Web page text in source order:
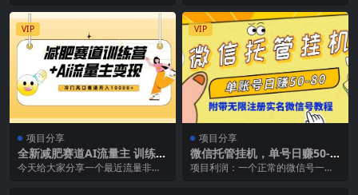
用户涌入速度迅猛，男...
键全自动操作，完全解...
VIP
项目分享
全新减肥赛道AI流量主 训练营
变现玩法教程，小白轻松上
今天给大家分享一个最近流量非常
VIP
项目分享
微信托管挂机，单号日赚50-8
0，项目操作简单（附无限注
项目利润：一个正常的微信号一天